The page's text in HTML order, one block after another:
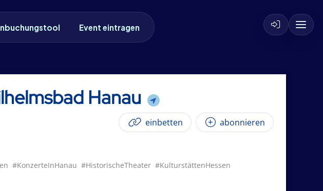
Event eintragen
Hanau
einbetten abonnieren
#KonzerteInHanau #HistorischeTheater #KulturstättenHessen